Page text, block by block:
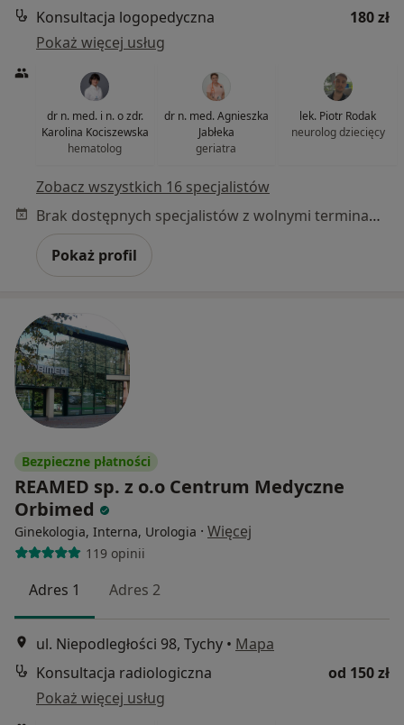
Konsultacja logopedyczna
180 zł
Pokaż więcej usług
dr n. med. i n. o zdr.
Karolina Kociszewska
hematolog
dr n. med. Agnieszka
Jabłeka
geriatra
lek. Piotr Rodak
neurolog dziecięcy
Zobacz wszystkich 16 specjalistów
Brak dostępnych specjalistów z wolnymi terminami w tym centrum medycznym.
Pokaż profil
Bezpieczne płatności
REAMED sp. z o.o Centrum Medyczne
Orbimed
Ginekologia, Interna, Urologia · Więcej
119 opinii
Adres 1 Adres 2
ul. Niepodległości 98, Tychy • Mapa
Konsultacja radiologiczna
od 150 zł
Pokaż więcej usług